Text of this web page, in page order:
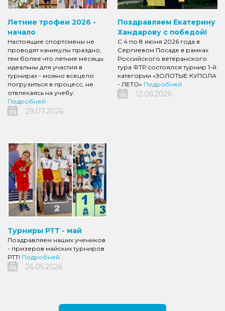
Летние трофеи 2026 -
начало
Настоящие спортсмены не
проводят каникулы праздно,
тем более что летние месяцы
идеальны для участия в
турнирах - можно всецело
погрузиться в процесс, не
отвлекаясь на учебу.
Подробней
29.07.2026
Поздравляем Екатерину
Хандарову с победой!
С 4 по 8 июня 2026 года в
Сергиевом Посаде в рамках
Российского ветеранского
тура ФТР состоялся турнир 1-й
категории «ЗОЛОТЫЕ КУПОЛА
- ЛЕТО» Подробней
12.06.2026
Турниры РТТ - май
Поздравляем наших учеников
- призеров майских турниров
РТТ! Подробней
26.05.2026